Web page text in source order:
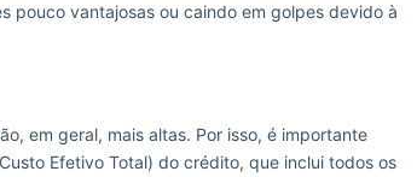
pouco vantajosas ou caindo em golpes devido à
em geral, mais altas. Por isso, é importante
Efetivo Total) do crédito, que inclui todos os